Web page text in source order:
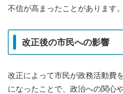
不信が高まったことがあります。
改正後の市民への影響
改正によって市民が政務活動費
になったことで、政治への関心